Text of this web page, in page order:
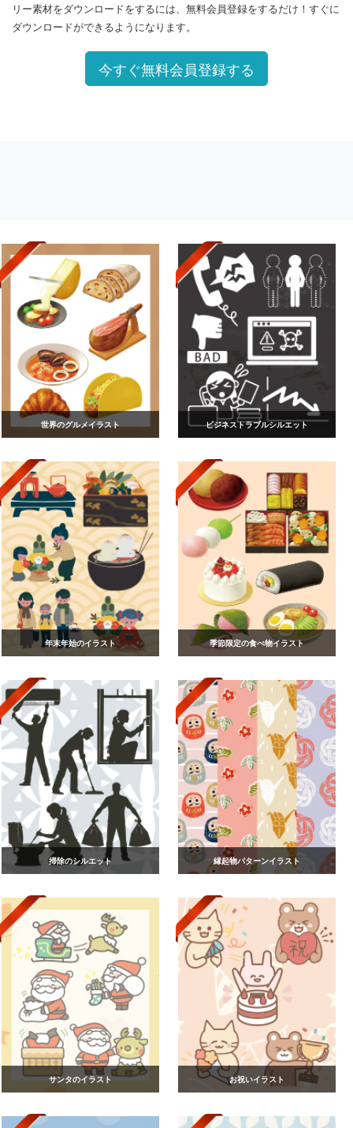
リー素材をダウンロードをするには、無料会員登録をするだけ！すぐに
ダウンロードができるようになります。
今すぐ無料会員登録する
世界のグルメイラスト ビジネストラブルシルエット
年末年始のイラスト 季節限定の食べ物イラスト
掃除のシルエット 縁起物パターンイラスト
サンタのイラスト お祝いイラスト